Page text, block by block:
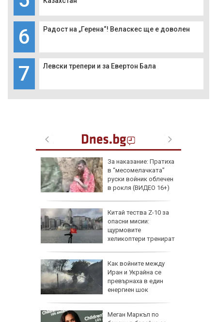
6 Радост на „Герена“! Веласкес ще е доволен
7 Левски трепери и за Евертон Бала
За наказание: Пратиха
в “месомелачката”
руски войник облечен
в рокля (ВИДЕО 16+)
Китай тества Z-10 за
опасни мисии:
щурмовите
хеликоптери тренират
Как войните между
Иран и Украйна се
превърнаха в един
енергиен шок
Меган Маркъл по